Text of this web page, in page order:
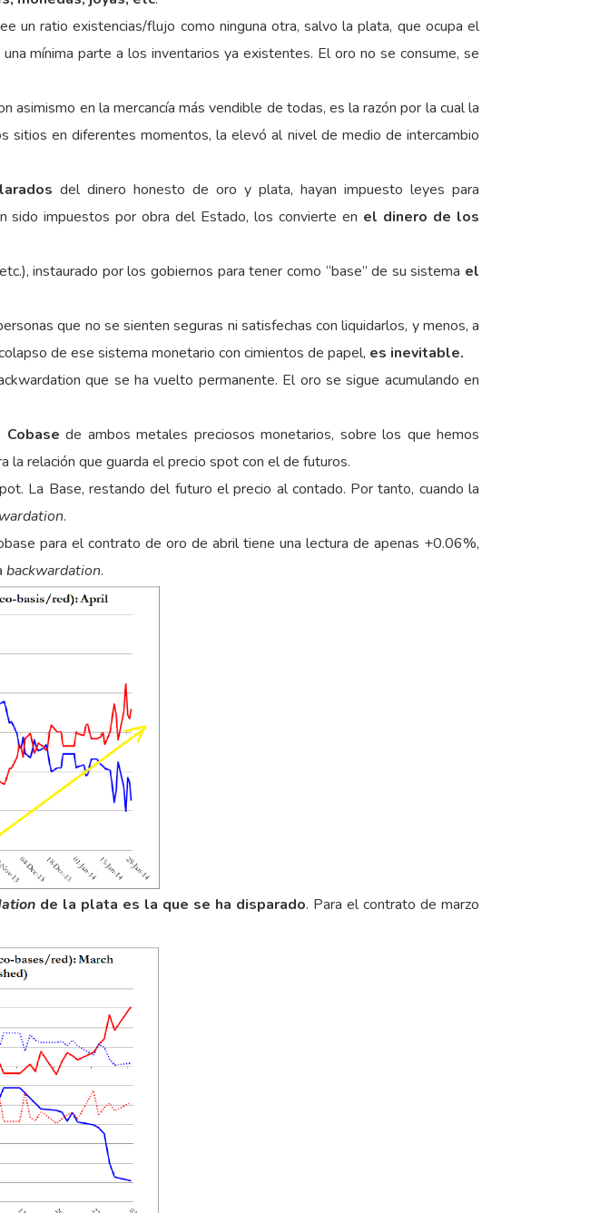
un ratio existencias/flujo como ninguna otra, salvo la plata, que ocupa el
mínima parte a los inventarios ya existentes. El oro no se consume, se
en la mercancía más vendible de todas, es la razón por la cual la
sitios en diferentes momentos, la elevó al nivel de medio de intercambio
del dinero honesto de oro y plata, hayan impuesto leyes para
sido impuestos por obra del Estado, los convierte en el dinero de los
instaurado por los gobiernos para tener como “base” de su sistema el
que no se sienten seguras ni satisfechas con liquidarlos, y menos, a
de ese sistema monetario con cimientos de papel, es inevitable.
que se ha vuelto permanente. El oro se sigue acumulando en
de ambos metales preciosos monetarios, sobre los que hemos
relación que guarda el precio spot con el de futuros.
La Base, restando del futuro el precio al contado. Por tanto, cuando la
.
para el contrato de oro de abril tiene una lectura de apenas +0.06%,
backwardation.
de la plata es la que se ha disparado. Para el contrato de marzo